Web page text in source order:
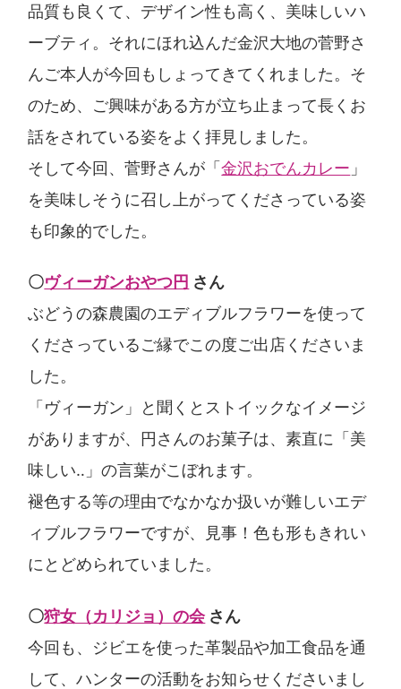
品質も良くて、デザイン性も高く、美味しいハ
ーブティ。それにほれ込んだ金沢大地の菅野さ
んご本人が今回もしょってきてくれました。そ
のため、ご興味がある方が立ち止まって長くお
話をされている姿をよく拝見しました。
そして今回、菅野さんが「金沢おでんカレー 」
を美味しそうに召し上がってくださっている姿
も印象的でした。
〇ヴィーガンおやつ円 さん
ぶどうの森農園のエディブルフラワーを使って
くださっているご縁でこの度ご出店くださいま
した。
「ヴィーガン」と聞くとストイックなイメージ
がありますが、円さんのお菓子は、素直に「美
味しい‥」の言葉がこぼれます。
褪色する等の理由でなかなか扱いが難しいエデ
ィブルフラワーですが、見事！色も形もきれい
にとどめられていました。
〇狩女（カリジョ）の会さん
今回も、ジビエを使った革製品や加工食品を通
して、ハンターの活動をお知らせくださいまし